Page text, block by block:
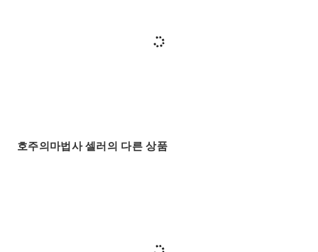
호주의마법사 셀러의 다른 상품